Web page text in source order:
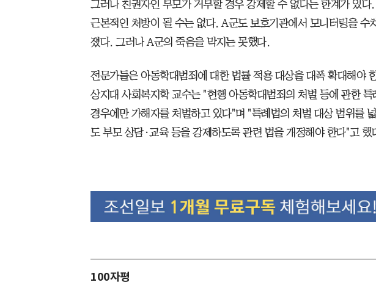
그러나 친권자인 부모가 거부할 경우 강제할 수 없다는 한계가 있다
근본적인 처방이 될 수는 없다. A군도 보호기관에서 모니터링을 수
졌다. 그러나 A군의 죽음을 막지는 못했다.
전문가들은 아동학대범죄에 대한 법률 적용 대상을 대폭 확대해야
상지대 사회복지학 교수는 "현행 아동학대범죄의 처벌 등에 관한 특
경우에만 가해자를 처벌하고 있다"며 "특례법의 처벌 대상 범위를
도 부모 상담·교육 등을 강제하도록 관련 법을 개정해야 한다"고 했
100자평